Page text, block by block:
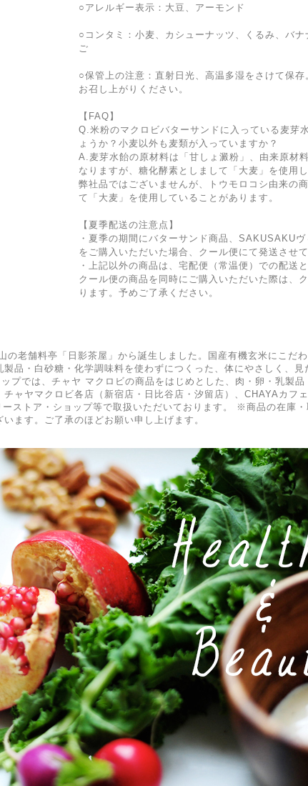
○アレルギー表示：大豆、アーモンド
○コンタミ：小麦、カシューナッツ、くるみ、バナ
ご
○保管上の注意：直射日光、高温多湿をさけて保存
お召し上がりください。
【FAQ】
Q.米粉のマクロビバターサンドに入っている麦芽
ょうか？小麦以外も麦類が入っていますか？
A.麦芽水飴の原材料は「甘しょ澱粉」、由来原材
なりますが、糖化酵素としまして「大麦」を使用
弊社品ではございませんが、トウモロコシ由来の
て「大麦」を使用していることがあります。
【夏季配送の注意点】
・夏季の期間にバターサンド商品、SAKUSAKU
をご購入いただいた場合、クール便にて発送させて
・上記以外の商品は、宅配便（常温便）での配送
クール便の商品を同時にご購入いただいた際は、
ります。予めご了承ください。
老舗料亭「日影茶屋」から誕生しました。国産有機玄米にこだ
品・白砂糖・化学調味料を使わずにつくった、体にやさしく、見
プでは、チャヤ マクロビの商品をはじめとした、肉・卵・乳製品
ャヤマクロビ各店（新宿店・日比谷店・汐留店）、CHAYAカフ
トア・ショップ等で取扱いただいております。 ※商品の在庫・
ます。ご了承のほどお願い申し上げます。